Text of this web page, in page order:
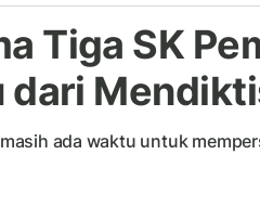
Tiga SK
dari
ada waktu untuk